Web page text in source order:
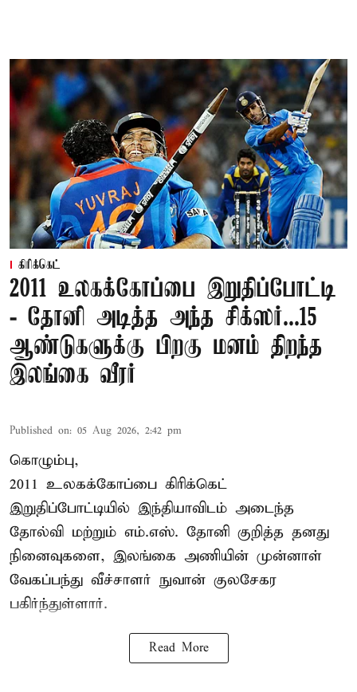
கிரிக்கெட்
2011 உலகக்கோப்பை இறுதிப்போட்டி
- தோனி அடித்த அந்த சிக்ஸர்...15
ஆண்டுகளுக்கு பிறகு மனம் திறந்த
இலங்கை வீரர்
Published on: 05 Aug 2026, 2:42 pm
கொழும்பு,
2011 உலகக்கோப்பை கிரிக்கெட்
இறுதிப்போட்டியில் இந்தியாவிடம் அடைந்த
தோல்வி மற்றும் எம்.எஸ். தோனி குறித்த தனது
நினைவுகளை, இலங்கை அணியின் முன்னாள்
வேகப்பந்து வீச்சாளர் நுவான் குலசேகர
பகிர்ந்துள்ளார்.
Read More